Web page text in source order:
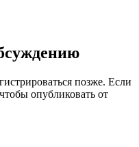
позже. Если
опубликовать от